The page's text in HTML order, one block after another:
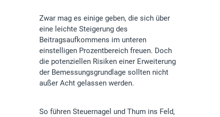
Zwar mag es einige geben, die sich über
eine leichte Steigerung des
Beitragsaufkommens im unteren
einstelligen Prozentbereich freuen. Doch
die potenziellen Risiken einer Erweiterung
der Bemessungsgrundlage sollten nicht
außer Acht gelassen werden.
So führen Steuernagel und Thum ins Feld,